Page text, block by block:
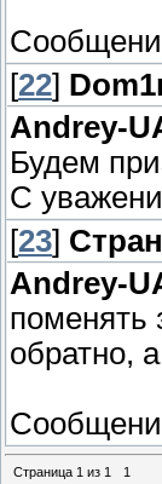
[22]
Andrey-
Будем
С
[23]
Andrey-
поменять
обратно,
Страница 1 из 1 1